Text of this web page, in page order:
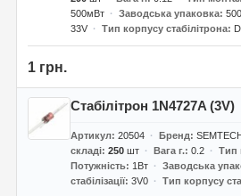
500мВт
Заводська упаковка
33V
Тип корпусу стабілітрона
1 грн.
Стабілітрон 1N4727A (3V)
Артикул 20504 Бренд
складі 250шт Вага г. 0.2 Тип
Потужність
1Вт Заводська
стабілізації 3V0 Тип корпусу